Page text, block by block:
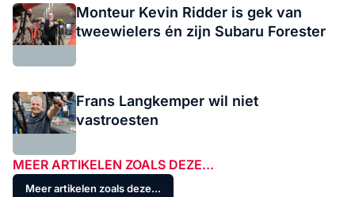
Monteur Kevin Ridder is gek van
tweewielers én zijn Subaru Forester
Frans Langkemper wil niet
vastroesten
MEER ARTIKELEN ZOALS DEZE...
Meer artikelen zoals deze...